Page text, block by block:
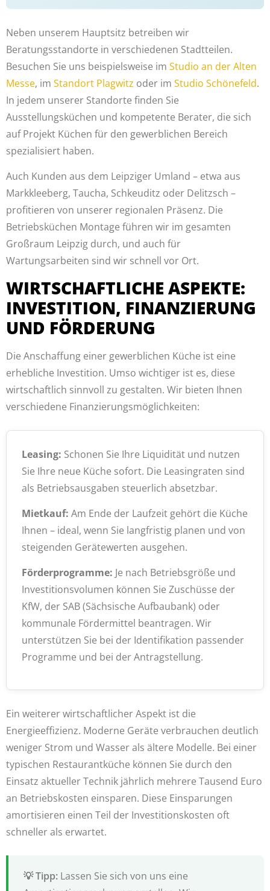
Neben unserem Hauptsitz betreiben wir
Beratungsstandorte in verschiedenen Stadtteilen.
Besuchen Sie uns beispielsweise im Studio an der Alten
Messe, im Standort Plagwitz oder im Studio Schönefeld.
In jedem unserer Standorte finden Sie
Ausstellungsküchen und kompetente Berater, die sich
auf Projekt Küchen für den gewerblichen Bereich
spezialisiert haben.
Auch Kunden aus dem Leipziger Umland – etwa aus
Markkleeberg, Taucha, Schkeuditz oder Delitzsch –
profitieren von unserer regionalen Präsenz. Die
Betriebsküchen Montage führen wir im gesamten
Großraum Leipzig durch, und auch für
Wartungsarbeiten sind wir schnell vor Ort.
WIRTSCHAFTLICHE ASPEKTE:
INVESTITION, FINANZIERUNG
UND FÖRDERUNG
Die Anschaffung einer gewerblichen Küche ist eine
erhebliche Investition. Umso wichtiger ist es, diese
wirtschaftlich sinnvoll zu gestalten. Wir bieten Ihnen
verschiedene Finanzierungsmöglichkeiten:
Leasing: Schonen Sie Ihre Liquidität und nutzen
Sie Ihre neue Küche sofort. Die Leasingraten sind
als Betriebsausgaben steuerlich absetzbar.
Mietkauf: Am Ende der Laufzeit gehört die Küche
Ihnen – ideal, wenn Sie langfristig planen und von
steigenden Gerätewerten ausgehen.
Förderprogramme: Je nach Betriebsgröße und
Investitionsvolumen können Sie Zuschüsse der
KfW, der SAB (Sächsische Aufbaubank) oder
kommunale Fördermittel beantragen. Wir
unterstützen Sie bei der Identifikation passender
Programme und bei der Antragstellung.
Ein weiterer wirtschaftlicher Aspekt ist die
Energieeffizienz. Moderne Geräte verbrauchen deutlich
weniger Strom und Wasser als ältere Modelle. Bei einer
typischen Restaurantküche können Sie durch den
Einsatz aktueller Technik jährlich mehrere Tausend Euro
an Betriebskosten einsparen. Diese Einsparungen
amortisieren einen Teil der Investitionskosten oft
schneller als erwartet.
Lassen Sie sich von uns eine